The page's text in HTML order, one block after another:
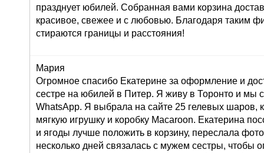
празднует юбилей. Собранная вами корзина
красивое, свежее и с любовью. Благодаря таким
стираются границы и расстояния!
Мария
Огромное спасибо Екатерине за оформление и
сестре на юбилей в Питер. Я живу в Торонто и мы
WhatsApp. Я выбрала на сайте 25 гелевых шаров,
мягкую игрушку и коробку Macaroon. Екатерина
и ягоды лучше положить в корзину, переслала
несколько дней связалась с мужем сестры, чтобы